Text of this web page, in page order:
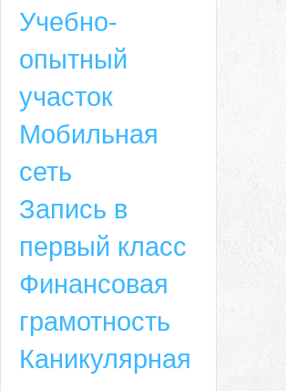
Учебно-
опытный
участок
Мобильная
сеть
Запись в
первый класс
Финансовая
грамотность
Каникулярная